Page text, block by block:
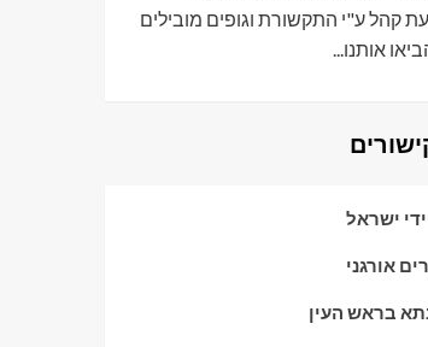
קהל ע"י התקשורת וגופים מובילים
אותנו...
ישראל
אורגני
בראש העין